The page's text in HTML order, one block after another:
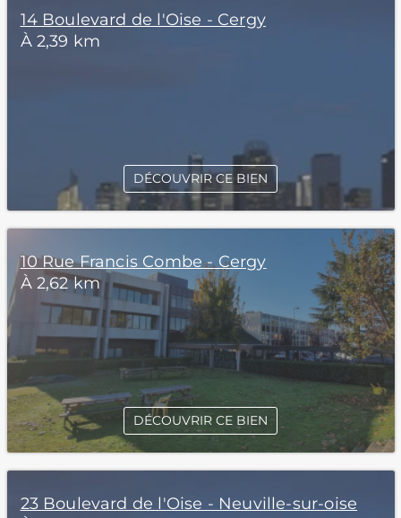
14 Boulevard de l'Oise - Cergy
À 2,39 km
DÉCOUVRIR CE BIEN
10 Rue Francis Combe - Cergy
À 2,62 km
DÉCOUVRIR CE BIEN
23 Boulevard de l'Oise - Neuville-sur-oise